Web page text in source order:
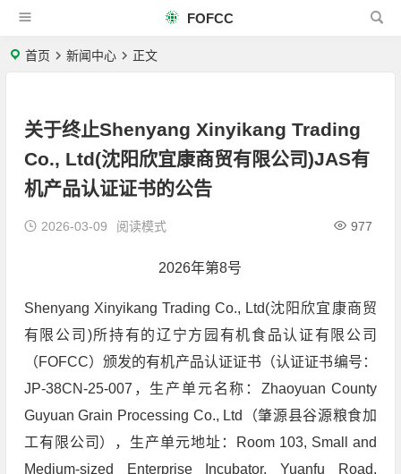
FOFCC
首页 新闻中心 正文
关于终止Shenyang Xinyikang Trading
Co., Ltd(沈阳欣宜康商贸有限公司)JAS有
机产品认证证书的公告
2026-03-09 977
阅读模式
2026年第8号
Shenyang Xinyikang Trading Co., Ltd(沈阳欣宜康商贸
有限公司)所持有的辽宁方园有机食品认证有限公司
（FOFCC）颁发的有机产品认证证书（认证证书编号：
JP-38CN-25-007，生产单元名称：Zhaoyuan County
Guyuan Grain Processing Co., Ltd（肇源县谷源粮食加
工有限公司），生产单元地址：Room 103, Small and
Medium-sized Enterprise Incubator, Yuanfu Road,